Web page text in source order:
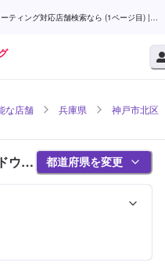
ティング対応店舗検索なら (1ページ目) |
な店舗 兵庫県 神戸市北区
ウコ
ージ
都道府県を変更